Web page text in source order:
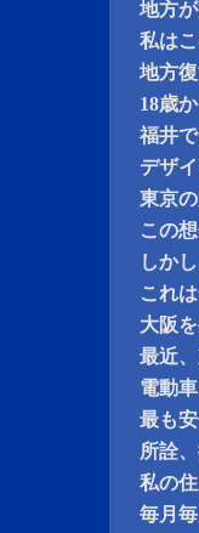
地方
私は
地方
18歳
福井
デザ
東京
この
しか
これ
大阪
最近
電動
最も
所詮
私の
毎月